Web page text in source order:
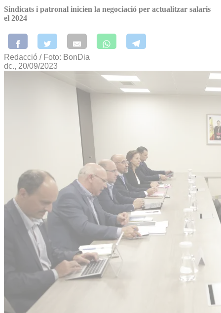
Sindicats i patronal inicien la negociació per actualitzar salaris
el 2024
Redacció / Foto: BonDia
dc., 20/09/2023